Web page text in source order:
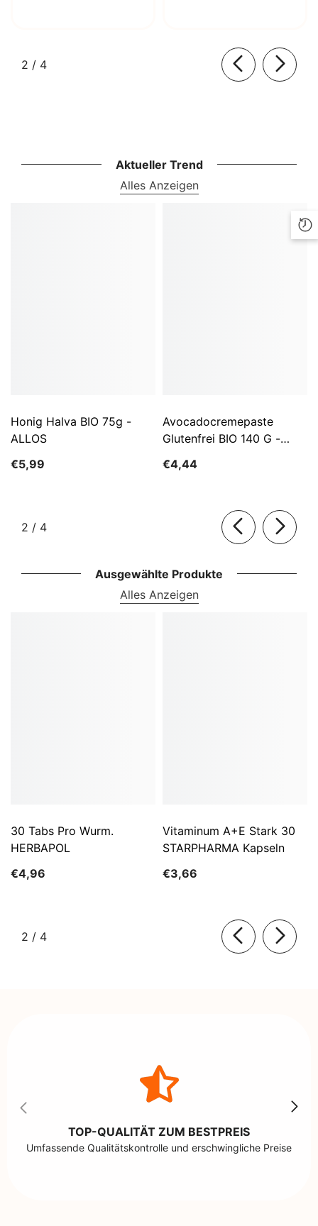
2 / von
4
Aktueller Trend
Alles Anzeigen
Honig Halva BIO 75g -
ALLOS
€5,99
Avocadocremepaste
Glutenfrei BIO 140 G -
€4,44
2 / von
4
Ausgewählte Produkte
Alles Anzeigen
30 Tabs Pro Wurm.
HERBAPOL
€4,96
Vitaminum A+E Stark 30
STARPHARMA Kapseln
€3,66
2 / von
4
TOP-QUALITÄT ZUM BESTPREIS
Umfassende Qualitätskontrolle und erschwingliche Preise